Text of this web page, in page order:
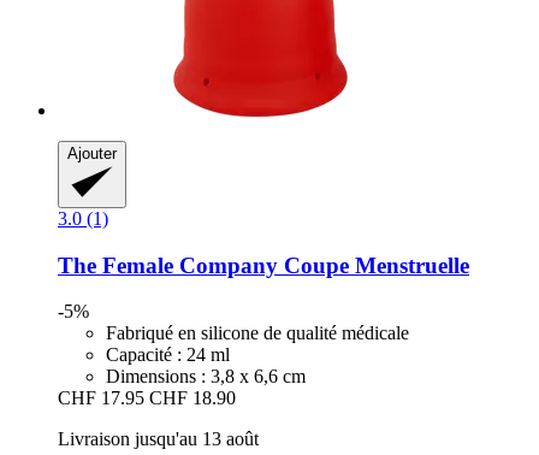
Ajouter
3.0 (1)
The Female Company Coupe Menstruelle
-5%
Fabriqué en silicone de qualité médicale
Capacité : 24 ml
Dimensions : 3,8 x 6,6 cm
CHF 17.95 CHF 18.90
Livraison jusqu'au 13 août